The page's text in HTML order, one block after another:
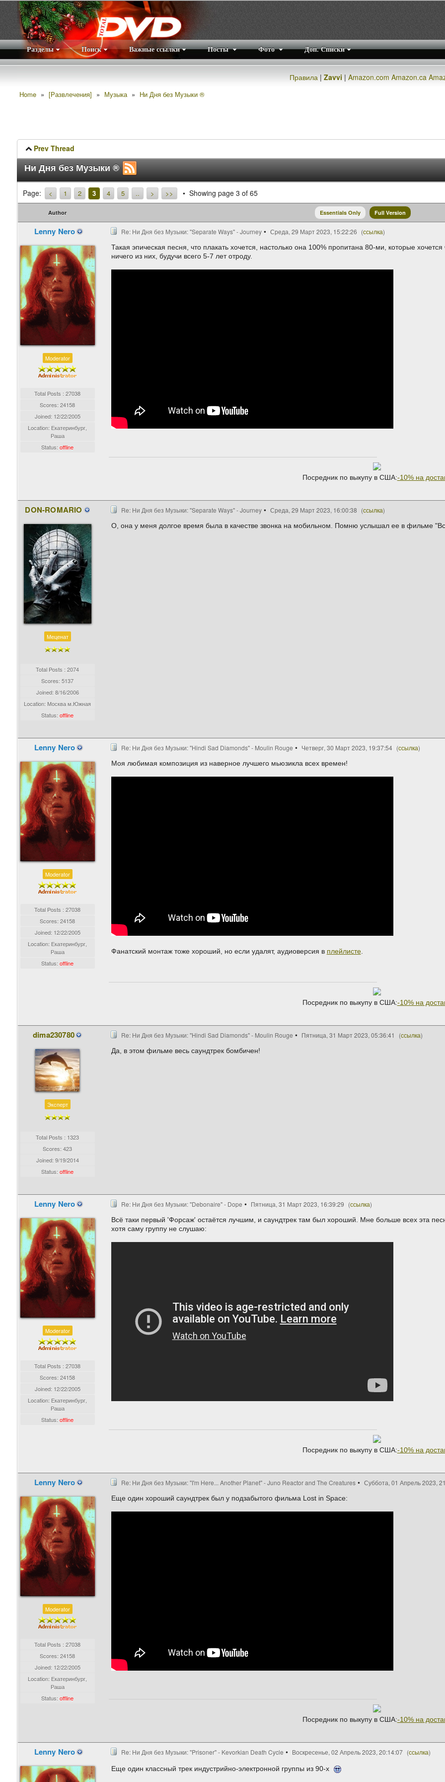
Разделы Поиск Важные ссылки Посты Фото Доп. Списки
Правила |Zavvi |Amazon.com Amazon.ca
Home » [Развлечения] » Музыка » Ни Дня без Музыки ®
Prev Thread
Ни Дня без Музыки ®
Page: < 1 2 3 4 5 .. > >> Showing page 3 of 65
Author Essentials Only Full Version
Lenny Nero
Moderator
Total Posts : 27038
Scores: 24158
Joined: 12/22/2005
Location: Екатеринбург,
Раша
Status:offline
Re: Ни Дня без Музыки: "Separate Ways" - Journey Среда, 29 Март 2023, 15:22:26 (ссылка)
Такая эпическая песня, что плакать хочется, настолько она 100% пропитана 80-ми, которые
ничего из них, будучи всего 5-7 лет отроду.
Посредник по выкупу в США:-10% на
DON-ROMARIO
Меценат
Total Posts : 2074
Scores: 5137
Joined: 8/16/2006
Location: Москва м.Южная
Status:offline
Re: Ни Дня без Музыки: "Separate Ways" - Journey Среда, 29 Март 2023, 16:00:38 (ссылка)
О, она у меня долгое время была в качестве звонка на мобильном. Помню услышал ее в фильме
Lenny Nero
Moderator
Total Posts : 27038
Scores: 24158
Joined: 12/22/2005
Location: Екатеринбург,
Раша
Status:offline
Re: Ни Дня без Музыки: "Hindi Sad Diamonds" - Moulin Rouge Четверг, 30 Март 2023, 19:37:54 (ссылка)
Моя любимая композиция из наверное лучшего мьюзикла всех времен!
Фанатский монтаж тоже хороший, но если удалят, аудиоверсия в плейлисте.
Посредник по выкупу в США:-10% на
dima230780
Эксперт
Total Posts : 1323
Scores: 423
Joined: 9/19/2014
Status:offline
Re: Ни Дня без Музыки: "Hindi Sad Diamonds" - Moulin Rouge Пятница, 31 Март 2023, 05:36:41 (ссылка)
Да, в этом фильме весь саундтрек бомбичен!
Lenny Nero
Moderator
Total Posts : 27038
Scores: 24158
Joined: 12/22/2005
Location: Екатеринбург,
Раша
Status:offline
Re: Ни Дня без Музыки: "Debonaire" - Dope Пятница, 31 Март 2023, 16:39:29 (ссылка)
Всё таки первый 'Форсаж' остаётся лучшим, и саундтрек там был хороший. Мне больше всех эта
хотя саму группу не слушаю:
Посредник по выкупу в США:-10% на
Lenny Nero
Moderator
Total Posts : 27038
Scores: 24158
Joined: 12/22/2005
Location: Екатеринбург,
Раша
Status:offline
Re: Ни Дня без Музыки: "I'm Here... Another Planet" - Juno Reactor and The Creatures Суббота, 01 Апрель 2023,
Еще один хороший саундтрек был у подзабытого фильма Lost in Space:
Посредник по выкупу в США:-10% на
Lenny Nero Re: Ни Дня без Музыки: "Prisoner" - Kevorkian Death Cycle Воскресенье, 02 Апрель 2023, 20:14:07 (ссылка)
Еще один классный трек индустрийно-электронной группы из 90-х